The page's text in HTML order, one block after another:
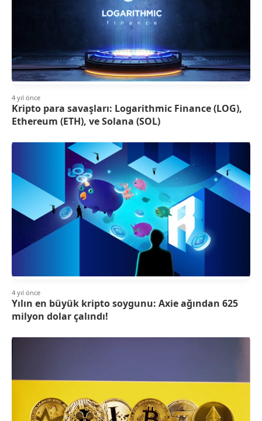
4 yıl önce
Kripto para savaşları: Logarithmic Finance (LOG),
Ethereum (ETH), ve Solana (SOL)
4 yıl önce
Yılın en büyük kripto soygunu: Axie ağından 625
milyon dolar çalındı!